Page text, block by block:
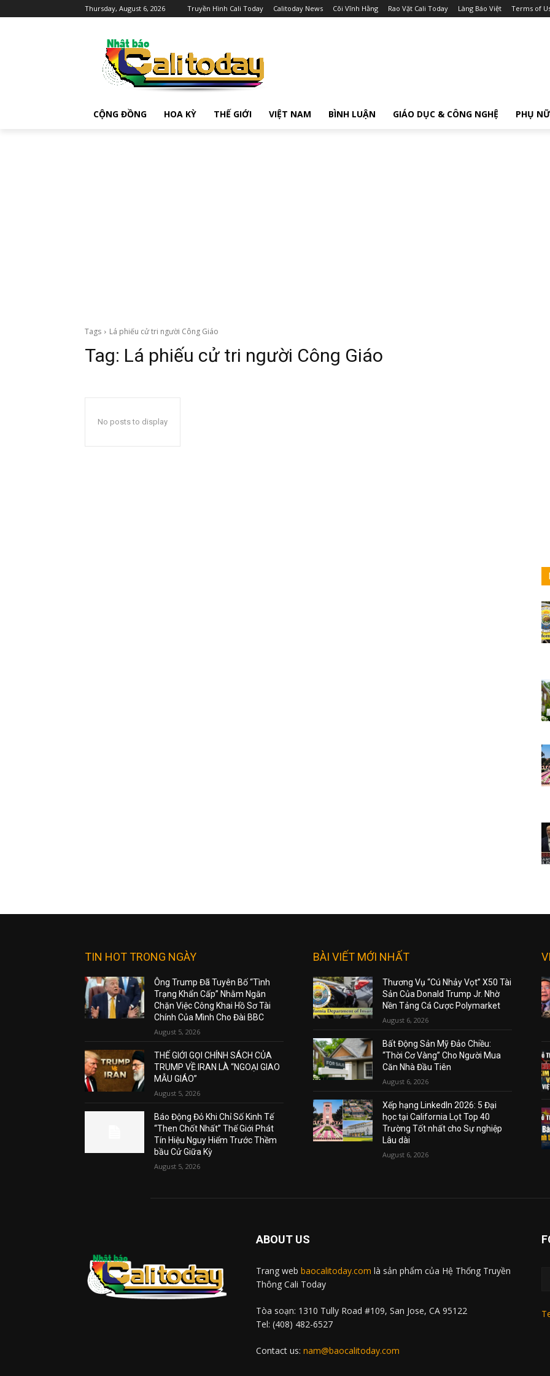
Thursday, August 6, 2026 Truyền Hình Cali Today Calitoday News Cõi Vĩnh Hằng Rao Vặt Cali Today Làng Báo Việt Terms of
CỘNG ĐỒNG HOA KỲ THẾ GIỚI VIỆT NAM BÌNH LUẬN GIÁO DỤC & CÔNG NGHỆ PHỤ NỮ
Tags Lá phiếu cử tri người Công Giáo
Tag: Lá phiếu cử tri người Công Giáo
No posts to display
TIN HOT TRONG NGÀY
Ông Trump Đã Tuyên Bố “Tình
Trạng Khẩn Cấp” Nhằm Ngăn
Chặn Việc Công Khai Hồ Sơ Tài
Chính Của Mình Cho Đài BBC
August 5, 2026
THẾ GIỚI GỌI CHÍNH SÁCH CỦA
TRUMP VỀ IRAN LÀ “NGOẠI GIAO
MẪU GIÁO”
August 5, 2026
Báo Động Đỏ Khi Chỉ Số Kinh Tế
“Then Chốt Nhất” Thế Giới Phát
Tín Hiệu Nguy Hiểm Trước Thềm
bầu Cử Giữa Kỳ
August 5, 2026
BÀI VIẾT MỚI NHẤT
Thương Vụ “Cú Nhảy Vọt” X50 Tài
Sản Của Donald Trump Jr. Nhờ
Nền Tảng Cá Cược Polymarket
August 6, 2026
Bất Động Sản Mỹ Đảo Chiều:
“Thời Cơ Vàng” Cho Người Mua
Căn Nhà Đầu Tiên
August 6, 2026
Xếp hạng LinkedIn 2026: 5 Đại
học tại California Lọt Top 40
Trường Tốt nhất cho Sự nghiệp
Lâu dài
August 6, 2026
ABOUT US
Trang web baocalitoday.com là sản phẩm của Hệ Thống Truyền
Thông Cali Today
Tòa soạn: 1310 Tully Road #109, San Jose, CA 95122
Tel: (408) 482-6527
Contact us: nam@baocalitoday.com